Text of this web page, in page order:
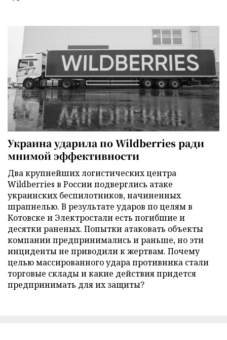
Украина ударила по Wildberries ради
мнимой эффективности
Два крупнейших логистических центра
Wildberries в России подверглись атаке
украинских беспилотников, начиненных
шрапнелью. В результате ударов по целям в
Котовске и Электростали есть погибшие и
десятки раненых. Попытки атаковать объекты
компании предпринимались и раньше, но эти
инциденты не приводили к жертвам. Почему
целью массированного удара противника стали
торговые склады и какие действия придется
предпринимать для их защиты?